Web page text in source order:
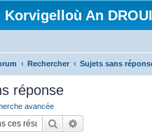
Korvigelloù An
Rechercher Sujets sans
réponse
avancée
Rechercher